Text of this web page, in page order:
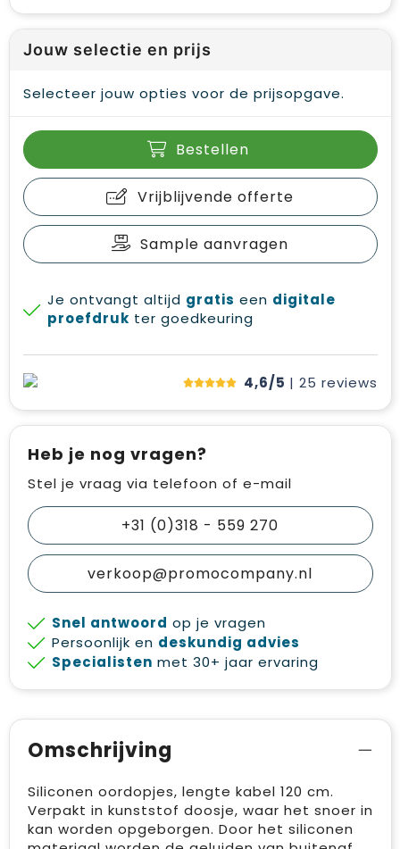
Jouw selectie en prijs
Selecteer jouw opties voor de prijsopgave.
Bestellen
Vrijblijvende offerte
Sample aanvragen
Je ontvangt altijd gratis een digitale
proefdruk ter goedkeuring
4,6/5 | 25 reviews
Heb je nog vragen?
Stel je vraag via telefoon of e-mail
+31 (0)318 - 559 270
verkoop@promocompany.nl
Snel antwoord op je vragen
Persoonlijk en deskundig advies
Specialisten met 30+ jaar ervaring
Omschrijving
Siliconen oordopjes, lengte kabel 120 cm.
Verpakt in kunststof doosje, waar het snoer in
kan worden opgeborgen. Door het siliconen